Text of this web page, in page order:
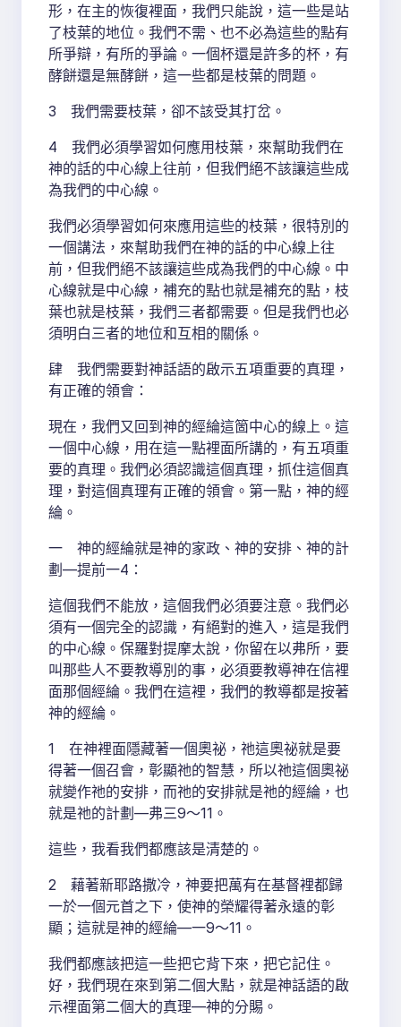
形，在主的恢復裡面，我們只能說，這一些是站
了枝葉的地位。我們不需、也不必為這些的點有
所爭辯，有所的爭論。一個杯還是許多的杯，有
酵餅還是無酵餅，這一些都是枝葉的問題。
3 我們需要枝葉，卻不該受其打岔。
4 我們必須學習如何應用枝葉，來幫助我們在
神的話的中心線上往前，但我們絕不該讓這些成
為我們的中心線。
我們必須學習如何來應用這些的枝葉，很特別的
一個講法，來幫助我們在神的話的中心線上往
前，但我們絕不該讓這些成為我們的中心線。中
心線就是中心線，補充的點也就是補充的點，枝
葉也就是枝葉，我們三者都需要。但是我們也必
須明白三者的地位和互相的關係。
肆 我們需要對神話語的啟示五項重要的真理，
有正確的領會：
現在，我們又回到神的經綸這箇中心的線上。這
一個中心線，用在這一點裡面所講的，有五項重
要的真理。我們必須認識這個真理，抓住這個真
理，對這個真理有正確的領會。第一點，神的經
綸。
一 神的經綸就是神的家政、神的安排、神的計
劃—提前一4：
這個我們不能放，這個我們必須要注意。我們必
須有一個完全的認識，有絕對的進入，這是我們
的中心線。保羅對提摩太說，你留在以弗所，要
叫那些人不要教導別的事，必須要教導神在信裡
面那個經綸。我們在這裡，我們的教導都是按著
神的經綸。
1 在神裡面隱藏著一個奧祕，祂這奧祕就是要
得著一個召會，彰顯祂的智慧，所以祂這個奧祕
就變作祂的安排，而祂的安排就是祂的經綸，也
就是祂的計劃—弗三9～11。
這些，我看我們都應該是清楚的。
2 藉著新耶路撒冷，神要把萬有在基督裡都歸
一於一個元首之下，使神的榮耀得著永遠的彰
顯；這就是神的經綸—一9～11。
我們都應該把這一些把它背下來，把它記住。
好，我們現在來到第二個大點，就是神話語的啟
示裡面第二個大的真理—神的分賜。